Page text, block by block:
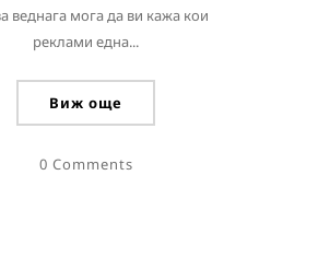
веднага мога да ви кажа кои
реклами една...
Виж още
0 Comments